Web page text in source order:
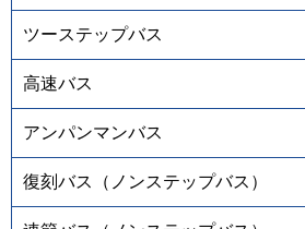
ツーステップバス
高速バス
アンパンマンバス
復刻バス（ノンステップバス）